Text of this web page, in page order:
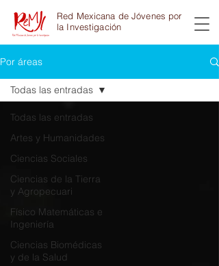
Red Mexicana de Jóvenes por
la Investigación
Por áreas
Todas las entradas
Artes y Humanidades
Ciencias Sociales
Ciencias de la Tierra
y Agropecuari
Físico Matemáticas e
Ingeniería
Ciencias Biomédicas
y de la Salud
Todas las entradas